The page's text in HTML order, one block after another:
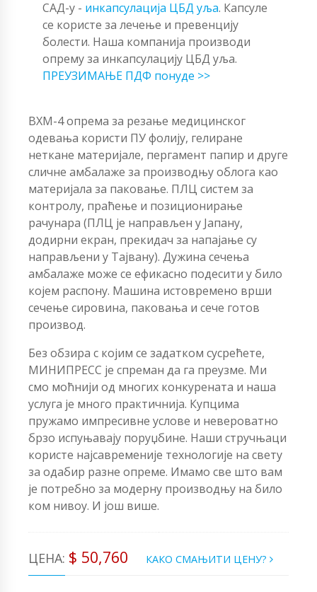
САД-у - инкапсулација ЦБД уља. Капсуле
се користе за лечење и превенцију
болести. Наша компанија производи
опрему за инкапсулацију ЦБД уља.
ПРЕУЗИМАЊЕ ПДФ понуде >>
ВХМ-4 опрема за резање медицинског
одевања користи ПУ фолију, гелиране
неткане материјале, пергамент папир и друге
сличне амбалаже за производњу облога као
материјала за паковање. ПЛЦ систем за
контролу, праћење и позиционирање
рачунара (ПЛЦ је направљен у Јапану,
додирни екран, прекидач за напајање су
направљени у Тајвану). Дужина сечења
амбалаже може се ефикасно подесити у било
којем распону. Машина истовремено врши
сечење сировина, паковања и сече готов
производ.
Без обзира с којим се задатком сусрећете,
МИНИПРЕСС је спреман да га преузме. Ми
смо моћнији од многих конкурената и наша
услуга је много практичнија. Купцима
пружамо импресивне услове и невероватно
брзо испуњавају поруџбине. Наши стручњаци
користе најсавременије технологије на свету
за одабир разне опреме. Имамо све што вам
је потребно за модерну производњу на било
ком нивоу. И још више.
ЦЕНА: $ 50,760 КАКО СМАЊИТИ ЦЕНУ?